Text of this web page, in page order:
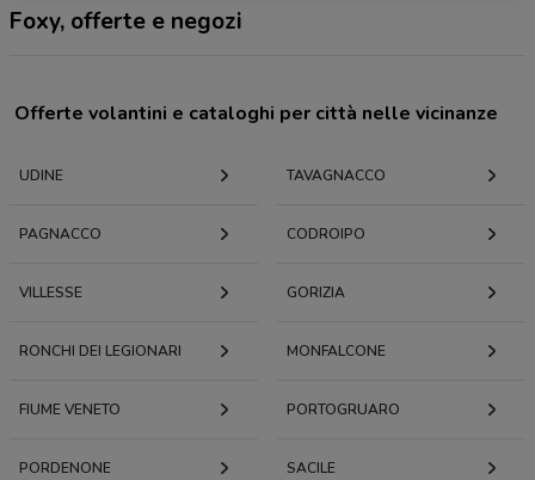
Foxy, offerte e negozi
Offerte volantini e cataloghi per città nelle vicinanze
UDINE TAVAGNACCO
PAGNACCO CODROIPO
VILLESSE GORIZIA
RONCHI DEI LEGIONARI MONFALCONE
FIUME VENETO PORTOGRUARO
PORDENONE SACILE